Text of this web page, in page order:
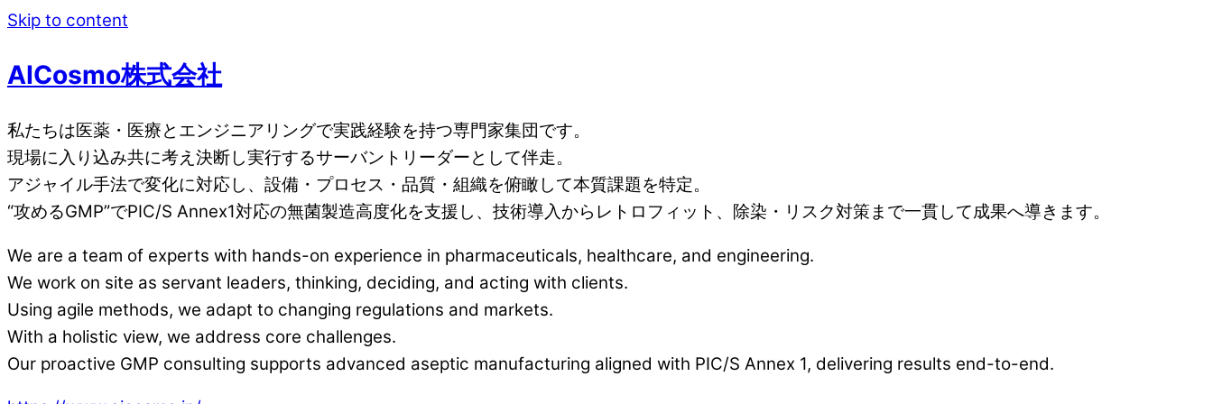
Skip to content
AICosmo株式会社
私たちは医薬・医療とエンジニアリングで実践経験を持つ専門家集団です。
現場に入り込み共に考え決断し実行するサーバントリーダーとして伴走。
アジャイル手法で変化に対応し、設備・プロセス・品質・組織を俯瞰して本質課題を特定。
“攻めるGMP”でPIC/S Annex1対応の無菌製造高度化を支援し、技術導入からレトロフィット、除染・リスク対策まで一貫して成果へ導きます。
We are a team of experts with hands-on experience in pharmaceuticals, healthcare, and engineering.
We work on site as servant leaders, thinking, deciding, and acting with clients.
Using agile methods, we adapt to changing regulations and markets.
With a holistic view, we address core challenges.
Our proactive GMP consulting supports advanced aseptic manufacturing aligned with PIC/S Annex 1, delivering results end-to-end.